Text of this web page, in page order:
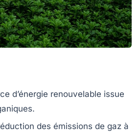
d’énergie renouvelable issue
des émissions de gaz à